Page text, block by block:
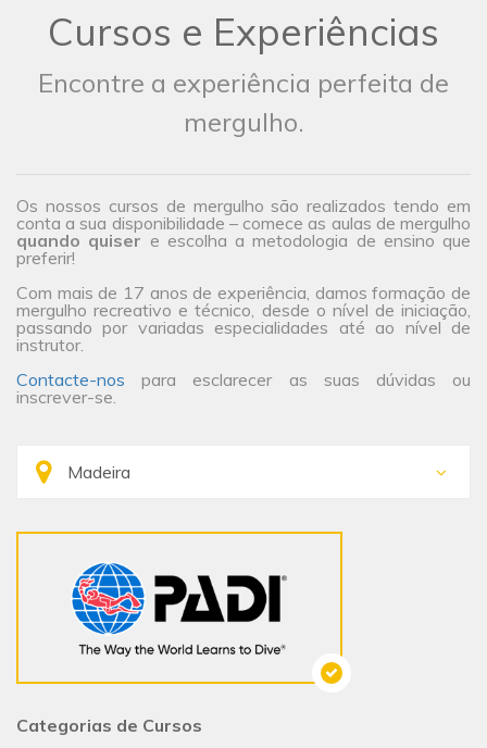
Cursos e Experiências
Encontre a experiência perfeita de
mergulho.
Os nossos cursos de mergulho são realizados tendo em
conta a sua disponibilidade – comece as aulas de mergulho
quando quiser e escolha a metodologia de ensino que
preferir!
Com mais de 17 anos de experiência, damos formação de
mergulho recreativo e técnico, desde o nível de iniciação,
passando por variadas especialidades até ao nível de
instrutor.
Contacte-nos para esclarecer as suas dúvidas ou
inscrever-se.
Categorias de Cursos